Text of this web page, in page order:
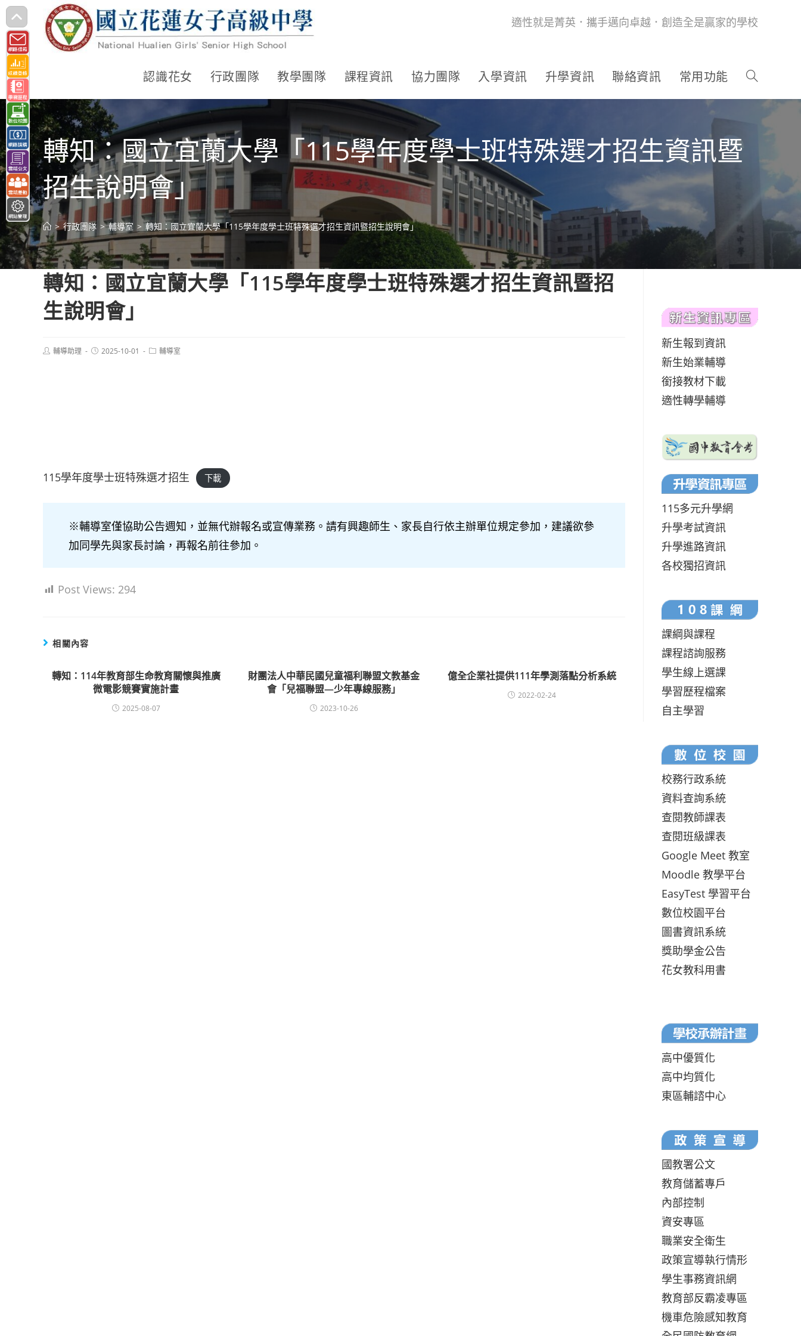
跳
轉
至
主
要
內
容
適性就是菁英．攜手邁向卓越．創造全是贏家的學校
認識花女 行政團隊 教學團隊 課程資訊 協力團隊 入學資訊 升學資訊 聯絡資訊 常用功能
轉知：國立宜蘭大學「115學年度學士班特殊選才招生資訊暨
招生說明會」
> 行政團隊 > 輔導室 > 轉知：國立宜蘭大學「115學年度學士班特殊選才招生資訊暨招生說明會」
轉知：國立宜蘭大學「115學年度學士班特殊選才招生資訊暨招
生說明會」
Post輔導助理
Post2025-10-01
Post輔導室
115學年度學士班特殊選才招生 下載
※輔導室僅協助公告週知，並無代辦報名或宣傳業務。請有興趣師生、家長自行依主辦單位規定參加，建議欲參
加同學先與家長討論，再報名前往參加。
Post Views: 294
相關內容
轉知：114年教育部生命教育關懷與推廣
微電影競賽實施計畫
2025-08-07
財團法人中華民國兒童福利聯盟文教基金
會「兒福聯盟—少年專線服務」
2023-10-26
億全企業社提供111年學測落點分析系統
2022-02-24
新生報到資訊
新生始業輔導
銜接教材下載
適性轉學輔導
115多元升學網
升學考試資訊
升學進路資訊
各校獨招資訊
課綱與課程
課程諮詢服務
學生線上選課
學習歷程檔案
自主學習
校務行政系統
資料查詢系統
查閱教師課表
查閱班級課表
Google Meet 教室
Moodle 教學平台
EasyTest 學習平台
數位校園平台
圖書資訊系統
獎助學金公告
花女教科用書
高中優質化
高中均質化
東區輔諮中心
國教署公文
教育儲蓄專戶
內部控制
資安專區
職業安全衛生
政策宣導執行情形
學生事務資訊網
教育部反霸凌專區
機車危險感知教育